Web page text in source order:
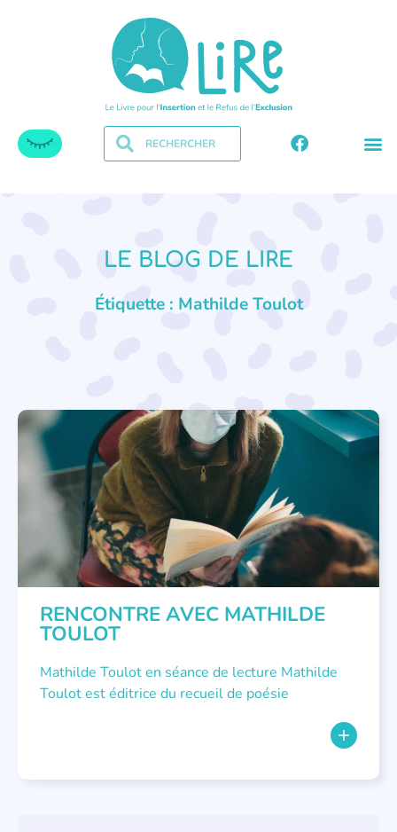
LE BLOG DE LIRE
Étiquette : Mathilde Toulot
RENCONTRE AVEC...
RENCONTRE AVEC MATHILDE
TOULOT
Mathilde Toulot en séance de lecture Mathilde
Toulot est éditrice du recueil de poésie